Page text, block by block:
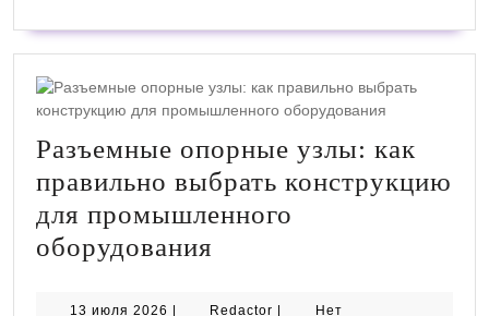
Разъемные опорные узлы: как
правильно выбрать конструкцию
для промышленного
оборудования
13 июля 2026 13 Redactor Redactor
Нет